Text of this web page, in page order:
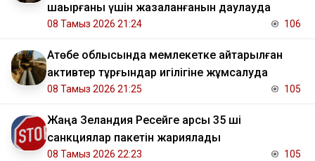
шақырғаны үшін жазаланғанын даулауда
08 Тамыз 2026 21:24 106
​Ақтөбе облысында мемлекетке қайтарылған
активтер тұрғындар игілігіне жұмсалуда
08 Тамыз 2026 21:25 105
Жаңа Зеландия Ресейге қарсы 35 ші
санкциялар пакетін жариялады
08 Тамыз 2026 22:23 105